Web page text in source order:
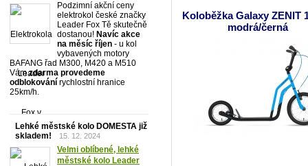
Koloběžka Galaxy ZENIT
modrá/černá
Podzimní akční ceny
elektrokol české značky
Leader Fox Tě skutečně
dostanou! Navíc akce
na měsíc říjen - u kol
vybavených motory
BAFANG řad M300, M420 a M510
Vámzdarma provedeme
odblokování rychlostní hranice
25km/h.
Lehké městské kolo DOMESTA již
skladem!
15. 12. 2024
Velmi oblíbené, lehké
městské kolo Leader